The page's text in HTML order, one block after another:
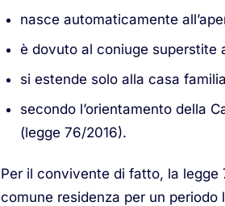
nasce automaticamente
è dovuto al coniuge superstite
si estende solo alla casa
secondo l’orientamento della
(legge 76/2016).
Per il convivente di fatto, la
comune residenza per un